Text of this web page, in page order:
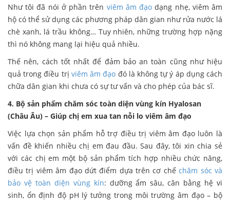
Như tôi đã nói ở phần trên viêm âm đạo dạng nhẹ, viêm âm
hộ có thể sử dụng các phương pháp dân gian như rửa nước lá
chè xanh, lá trầu không… Tuy nhiên, những trường hợp nặng
thì nó không mang lại hiệu quả nhiều.
Thế nên, cách tốt nhất để đảm bảo an toàn cũng như hiệu
quả trong điều trị viêm âm đạo đó là không tự ý áp dụng cách
chữa dân gian khi chưa có sự tư vấn và cho phép của bác sĩ.
4. Bộ sản phẩm chăm sóc toàn diện vùng kín Hyalosan
(Châu Âu) – Giúp chị em xua tan nỗi lo viêm âm đạo
Việc lựa chọn sản phẩm hỗ trợ điều trị viêm âm đạo luôn là
vấn đề khiến nhiều chị em đau đầu. Sau đây, tôi xin chia sẻ
với các chị em một bộ sản phẩm tích hợp nhiều chức năng,
điều trị viêm âm đạo dứt điểm dựa trên cơ chếchăm sóc và
bảo vệ toàn diện vùng kín: dưỡng ẩm sâu, cân bằng hệ vi
sinh, ổn định độ pH lý tưởng trong môi trường âm đạo – bộ